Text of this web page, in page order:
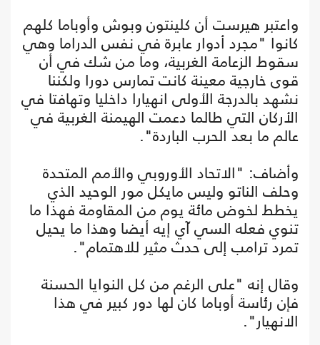
واعتبر هيرست أن كلينتون وبوش وأوباما كلهم
كانوا "مجرد أدوار عابرة في نفس الدراما وهي
سقوط الزعامة الغربية، وما من شك في أن
قوى خارجية معينة كانت تمارس دورا ولكننا
نشهد بالدرجة الأولى انهيارا داخليا وتهافتا في
الأركان التي طالما دعمت الهيمنة الغربية في
عالم ما بعد الحرب الباردة".
وأضاف: "الاتحاد الأوروبي والأمم المتحدة
وحلف الناتو وليس مايكل مور الوحيد الذي
يخطط لخوض مائة يوم من المقاومة فهذا ما
تنوي فعله السي آي إيه أيضا وهذا ما يحيل
تمرد ترامب إلى حدث مثير للاهتمام".
وقال إنه "على الرغم من كل النوايا الحسنة
فإن رئاسة أوباما كان لها دور كبير في هذا
الانهيار".